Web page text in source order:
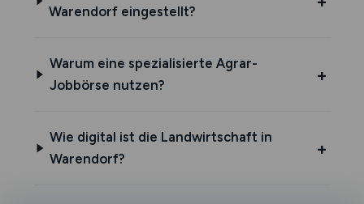
Warendorf eingestellt?
Warum eine spezialisierte Agrar-
Jobbörse nutzen?
Wie digital ist die Landwirtschaft in
Warendorf?